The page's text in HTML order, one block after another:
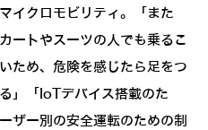
イクロモビリティ。「また
ートやスーツの人でも乗るこ
ため、危険を感じたら足をつ
」「IoTデバイス搭載のた
ザー別の安全運転のための制